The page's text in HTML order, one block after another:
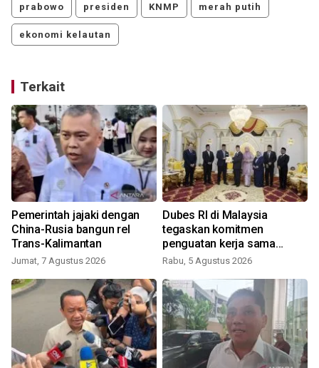
prabowo presiden KNMP merah putih
ekonomi kelautan
Terkait
Pemerintah jajaki dengan
China-Rusia bangun rel
Trans-Kalimantan
Jumat, 7 Agustus 2026
Dubes RI di Malaysia
tegaskan komitmen
penguatan kerja sama
Indonesia -Sarawak,
Rabu, 5 Agustus 2026